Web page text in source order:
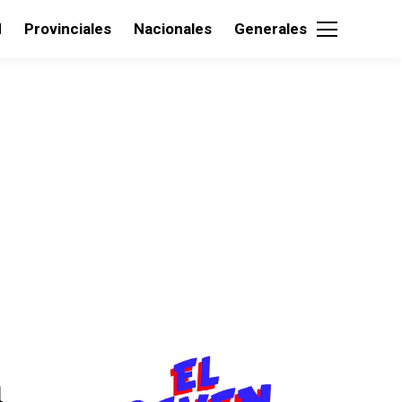
Provinciales Nacionales Generales